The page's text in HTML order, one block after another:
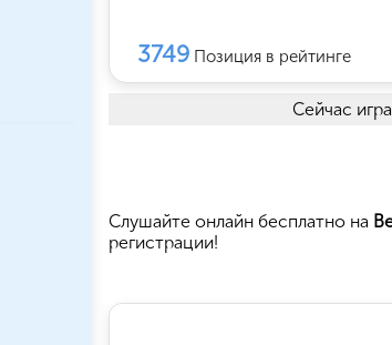
3749 Позиция в рейтинге
Сейчас
Cлушайте онлайн бесплатно на
регистрации!